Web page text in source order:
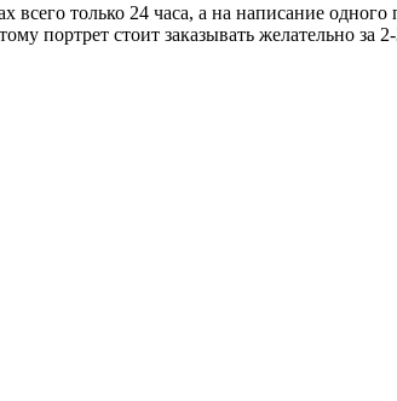
только 24 часа, а на написание
портрет стоит заказывать желательно за